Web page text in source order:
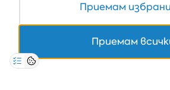
+359 700 12 110
Приемам
Приемам